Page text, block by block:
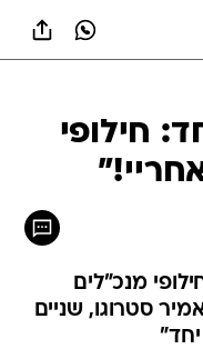
חילופי
מנכ"לים
סטרוגו, שניים